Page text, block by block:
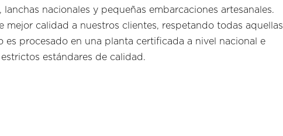
nacionales y pequeñas embarcaciones artesanales.
calidad a nuestros clientes, respetando todas aquellas
procesado en una planta certificada a nivel nacional e
estándares de calidad.